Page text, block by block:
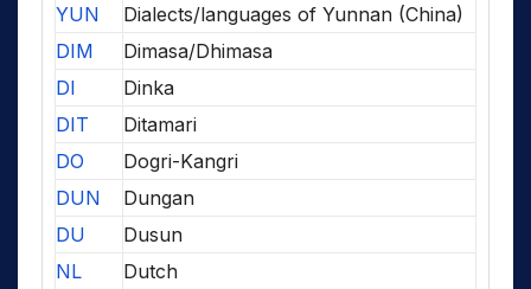
YUN
Dialects/languages of Yunnan (China)
DIM
Dimasa/Dhimasa
DI
Dinka
DIT
Ditamari
DO
Dogri-Kangri
DUN
Dungan
DU
Dusun
NL
Dutch